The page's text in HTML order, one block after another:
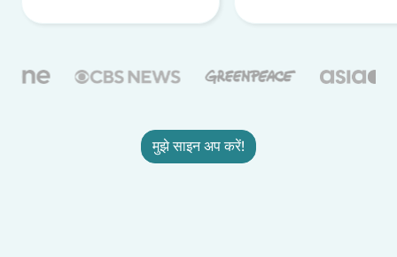
मुझे साइन अप करें!